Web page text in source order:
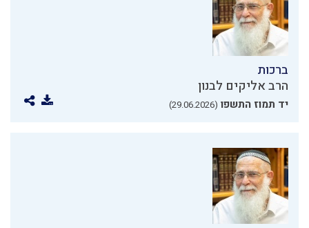
ברכות
הרב אליקים לבנון
יד תמוז התשפו (29.06.2026)